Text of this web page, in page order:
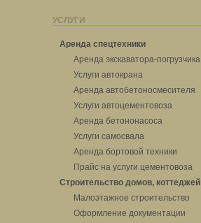
УСЛУГИ
Аренда спецтехники
Аренда экскаватора-погрузчика
Услуги автокрана
Аренда автобетоносмесителя
Услуги автоцементовоза
Аренда бетононасоса
Услуги самосвала
Аренда бортовой техники
Прайс на услуги цементовоза
Строительство домов, коттеджей
Малоэтажное строительство
Оформление документации